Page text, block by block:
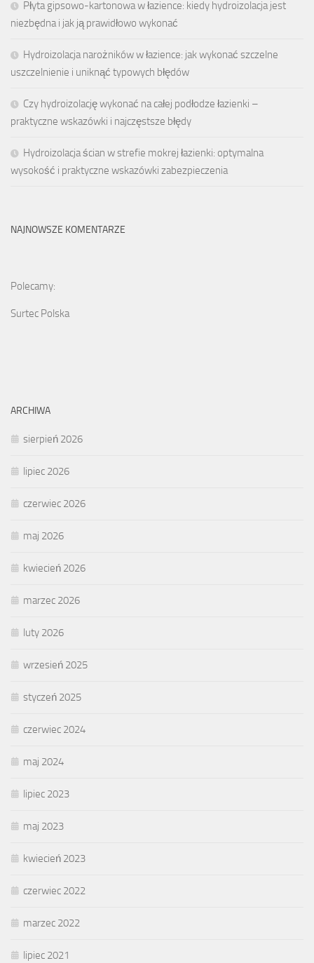
Płyta gipsowo-kartonowa w łazience: kiedy hydroizolacja jest
niezbędna i jak ją prawidłowo wykonać
Hydroizolacja narożników w łazience: jak wykonać szczelne
uszczelnienie i uniknąć typowych błędów
Czy hydroizolację wykonać na całej podłodze łazienki –
praktyczne wskazówki i najczęstsze błędy
Hydroizolacja ścian w strefie mokrej łazienki: optymalna
wysokość i praktyczne wskazówki zabezpieczenia
NAJNOWSZE KOMENTARZE
Polecamy:
Surtec Polska
ARCHIWA
sierpień 2026
lipiec 2026
czerwiec 2026
maj 2026
kwiecień 2026
marzec 2026
luty 2026
wrzesień 2025
styczeń 2025
czerwiec 2024
maj 2024
lipiec 2023
maj 2023
kwiecień 2023
czerwiec 2022
marzec 2022
lipiec 2021